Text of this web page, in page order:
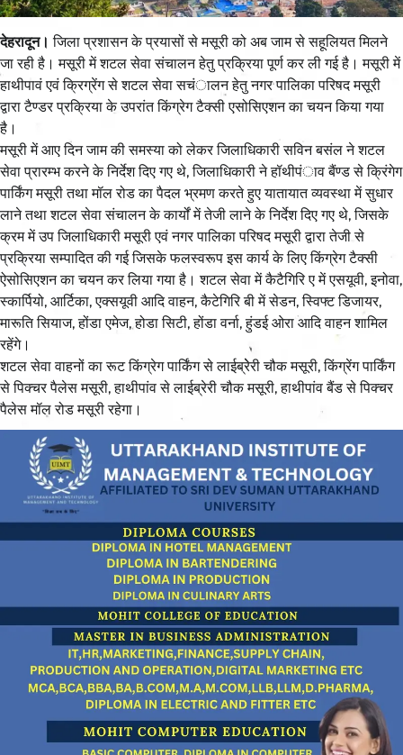
देहरादून। जिला प्रशासन के प्रयासों से मसूरी को अब जाम से सहूलियत मिलने
जा रही है। मसूरी में शटल सेवा संचालन हेतु प्रक्रिया पूर्ण कर ली गई है। मसूरी में
हाथीपावं एवं क्रिग्रेंग से शटल सेवा सचंालन हेतु नगर पालिका परिषद मसूरी
द्वारा टैण्डर प्रक्रिया के उपरांत किंग्रेग टैक्सी एसोसिएशन का चयन किया गया
है।
मसूरी में आए दिन जाम की समस्या को लेकर जिलाधिकारी सविन बसंल ने शटल
सेवा प्रारम्भ करने के निर्देश दिए गए थे, जिलाधिकारी ने हॉथीपंाव बैंण्ड से क्रिंगेग
पार्किंग मसूरी तथा मॉल रोड का पैदल भ्रमण करते हुए यातायात व्यवस्था में सुधार
लाने तथा शटल सेवा संचालन के कार्यों में तेजी लाने के निर्देश दिए गए थे, जिसके
क्रम में उप जिलाधिकारी मसूरी एवं नगर पालिका परिषद मसूरी द्वारा तेजी से
प्रक्रिया सम्पादित की गई जिसके फलस्वरूप इस कार्य के लिए किंग्रेग टैक्सी
ऐसोसिएशन का चयन कर लिया गया है। शटल सेवा में कैटैगिरि ए में एसयूवी, इनोवा,
स्कार्पियो, आर्टिका, एक्सयूवी आदि वाहन, कैटेगिरि बी में सेडन, स्विफ्ट डिजायर,
मारूति सियाज, होंडा एमेज, होडा सिटी, होंडा वर्ना, हुंडई ओरा आदि वाहन शामिल
रहेंगे।
शटल सेवा वाहनों का रूट किंग्रेग पार्किंग से लाईब्रेेरी चौक मसूरी, किंग्रेंग पार्किंग
से पिक्चर पैलेस मसूरी, हाथीपांव से लाईब्रेरी चौक मसूरी, हाथीपांव बैंड से पिक्चर
पैलेस मॉल रोड मसूरी रहेगा।